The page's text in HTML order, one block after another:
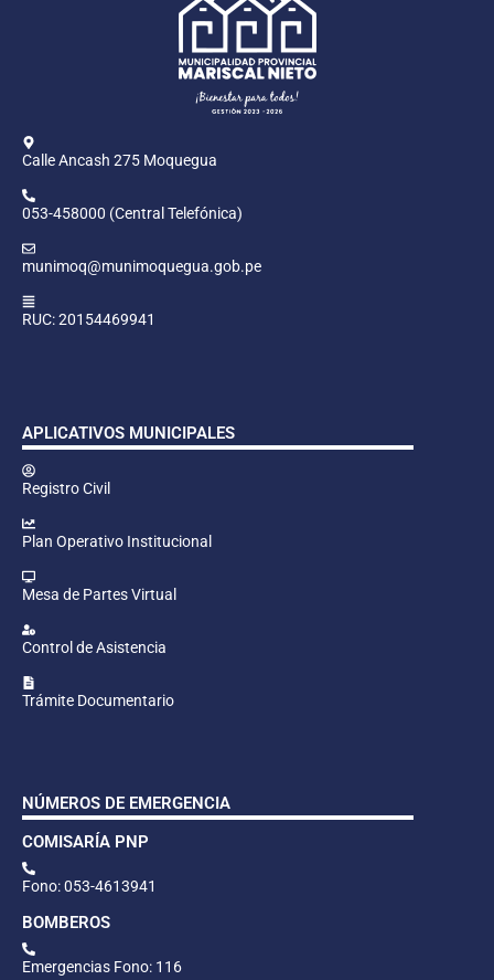
Calle Ancash 275 Moquegua
053-458000 (Central Telefónica)
munimoq@munimoquegua.gob.pe
RUC: 20154469941
APLICATIVOS MUNICIPALES
Registro Civil
Plan Operativo Institucional
Mesa de Partes Virtual
Control de Asistencia
Trámite Documentario
NÚMEROS DE EMERGENCIA
COMISARÍA PNP
Fono: 053-4613941
BOMBEROS
Emergencias Fono: 116